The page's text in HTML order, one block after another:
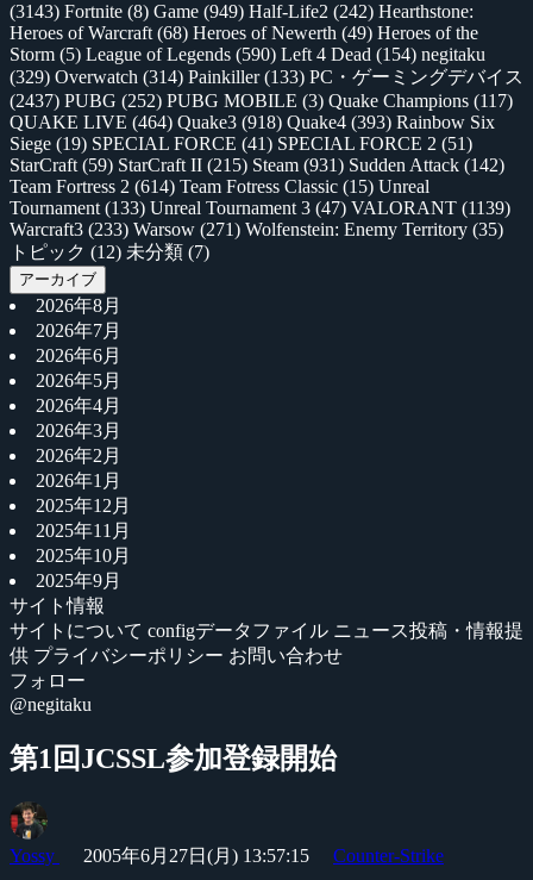
(3143) Fortnite (8) Game (949) Half-Life2 (242) Hearthstone:
Heroes of Warcraft (68) Heroes of Newerth (49) Heroes of the
Storm (5) League of Legends (590) Left 4 Dead (154) negitaku
(329) Overwatch (314) Painkiller(133) PC・ゲーミングデバイス
(2437) PUBG (252) PUBG MOBILE (3) Quake Champions (117)
QUAKE LIVE (464) Quake3 (918) Quake4 (393) Rainbow Six
Siege (19) SPECIAL FORCE (41) SPECIAL FORCE 2 (51)
StarCraft (59) StarCraft II (215) Steam (931) Sudden Attack (142)
Team Fortress 2 (614) Team Fotress Classic (15) Unreal
Tournament (133) Unreal Tournament 3 (47) VALORANT (1139)
Warcraft3 (233) Warsow (271) Wolfenstein: Enemy Territory (35)
トピック (12) 未分類 (7)
アーカイブ
2026年8月
2026年7月
2026年6月
2026年5月
2026年4月
2026年3月
2026年2月
2026年1月
2025年12月
2025年11月
2025年10月
2025年9月
サイト情報
サイトについて configデータファイル ニュース投稿・情報提
供 プライバシーポリシー お問い合わせ
フォロー
@negitaku
第1回JCSSL参加登録開始
Yossy 2005年6月27日(月) 13:57:15 Counter-Strike